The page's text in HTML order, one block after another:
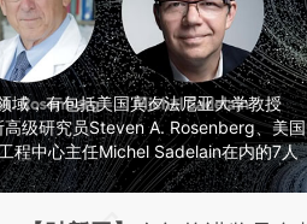
域，有包括美国宾夕法尼亚大学教授
级研究员Steven A. Rosenberg、美国
程中心主任Michel Sadelain在内的7人